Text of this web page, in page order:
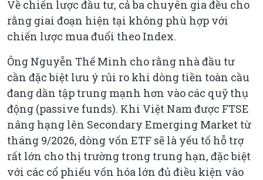
Về chiến lược đầu tư, cả ba chuyên gia đều cho
rằng giai đoạn hiện tại không phù hợp với
chiến lược mua đuổi theo Index.
Ông Nguyễn Thế Minh cho rằng nhà đầu tư
cần đặc biệt lưu ý rủi ro khi dòng tiền toàn cầu
đang dần tập trung mạnh hơn vào các quỹ thụ
động (passive funds). Khi Việt Nam được FTSE
nâng hạng lên Secondary Emerging Market từ
tháng 9/2026, dòng vốn ETF sẽ là yếu tố hỗ trợ
rất lớn cho thị trường trong trung hạn, đặc biệt
với các cổ phiếu vốn hóa lớn đủ điều kiện vào